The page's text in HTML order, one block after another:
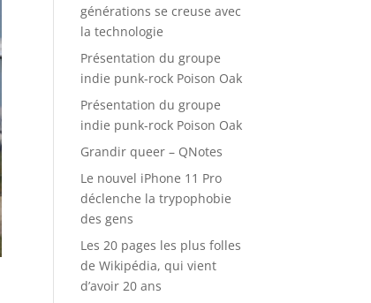
générations se creuse avec
la technologie
Présentation du groupe
indie punk-rock Poison Oak
Présentation du groupe
indie punk-rock Poison Oak
Grandir queer – QNotes
Le nouvel iPhone 11 Pro
déclenche la trypophobie
des gens
Les 20 pages les plus folles
de Wikipédia, qui vient
d’avoir 20 ans